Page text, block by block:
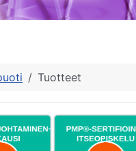
Tuotteet